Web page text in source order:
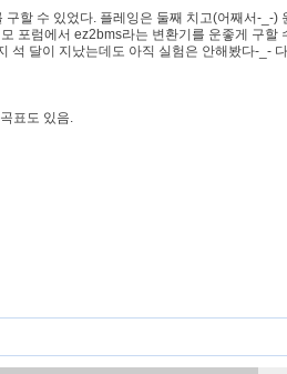
할 수 있었다. 플레잉은 둘째 치고(어째서-_-)
포럼에서 ez2bms라는 변환기를 운좋게 구할
석 달이 지났는데도 아직 실험은 안해봤다-_-
표도 있음.